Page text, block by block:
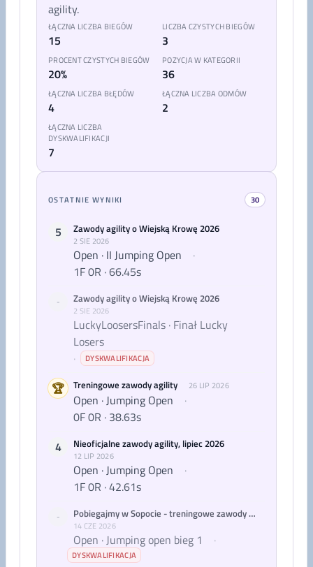
agility.
ŁĄCZNA LICZBA BIEGÓW
15
LICZBA CZYSTYCH BIEGÓW
3
PROCENT CZYSTYCH BIEGÓW
20%
POZYCJA W KATEGORII
36
ŁĄCZNA LICZBA BŁĘDÓW
4
ŁĄCZNA LICZBA ODMÓW
2
ŁĄCZNA LICZBA
DYSKWALIFIKACJI
7
OSTATNIE WYNIKI 30
5 Zawody agility o Wiejską Krowę 2026
2 SIE 2026
Open · II Jumping Open
·
1F 0R · 66.45s
- Zawody agility o Wiejską Krowę 2026
2 SIE 2026
LuckyLoosersFinals · Finał Lucky
Losers
·
DYSKWALIFIKACJA
🏆 Treningowe zawody agility 26 LIP 2026
Open · Jumping Open
·
0F 0R · 38.63s
4
Nieoficjalne zawody agility, lipiec 2026
12 LIP 2026
Open · Jumping Open
·
1F 0R · 42.61s
- Pobiegajmy w Sopocie - treningowe zawody agility
14 CZE 2026
Open · Jumping open bieg 1 ·
DYSKWALIFIKACJA